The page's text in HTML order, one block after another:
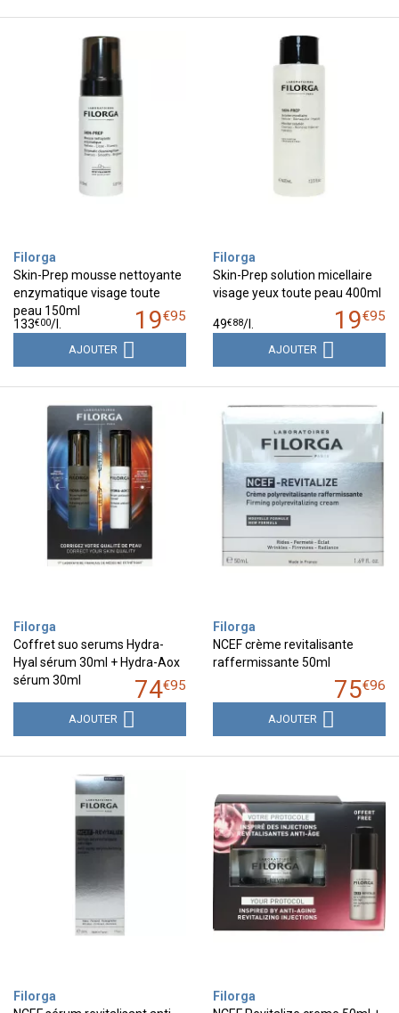
Filorga
Skin-Prep mousse nettoyante
enzymatique visage toute
peau 150ml
19€95
133€00/l.
AJOUTER
Filorga
Skin-Prep solution micellaire
visage yeux toute peau 400ml
19€95
49€88/l.
AJOUTER
Filorga
Coffret suo serums Hydra-
Hyal sérum 30ml + Hydra-Aox
sérum 30ml
74€95
AJOUTER
Filorga
NCEF crème revitalisante
raffermissante 50ml
75€96
AJOUTER
Filorga
Filorga